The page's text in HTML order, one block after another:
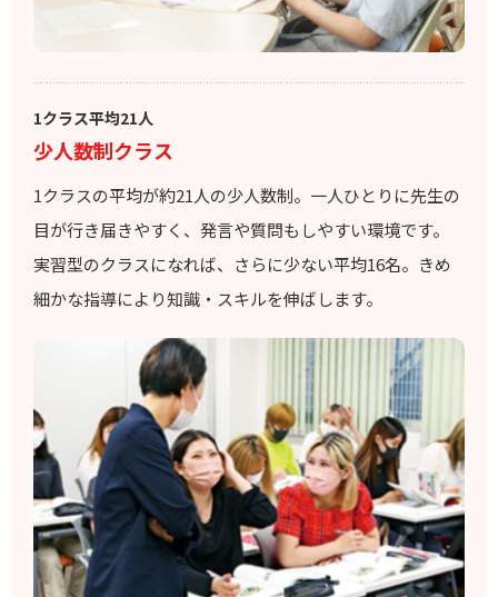
1クラス平均21人
少人数制クラス
1クラスの平均が約21人の少人数制。一人ひとりに先生の
目が行き届きやすく、発言や質問もしやすい環境です。
実習型のクラスになれば、さらに少ない平均16名。きめ
細かな指導により知識・スキルを伸ばします。